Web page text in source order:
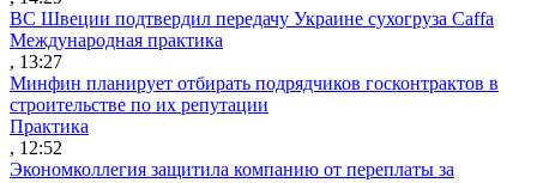
ВС Швеции подтвердил передачу Украине сухогруза Caffa
Международная практика
, 13:27
Минфин планирует отбирать подрядчиков госконтрактов в
строительстве по их репутации
Практика
, 12:52
Экономколлегия защитила компанию от переплаты за